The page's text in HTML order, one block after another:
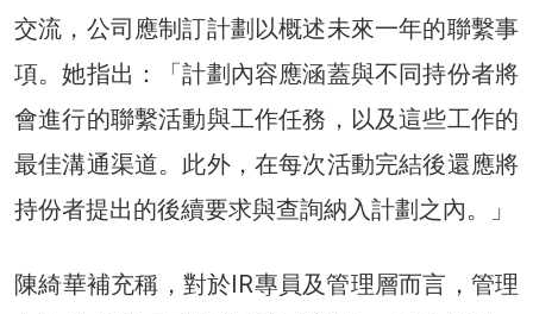
交流，公司應制訂計劃以概述未來一年的聯繫事
項。她指出：「計劃內容應涵蓋與不同持份者將
會進行的聯繫活動與工作任務，以及這些工作的
最佳溝通渠道。此外，在每次活動完結後還應將
持份者提出的後續要求與查詢納入計劃之內。」
陳綺華補充稱，對於IR專員及管理層而言，管理